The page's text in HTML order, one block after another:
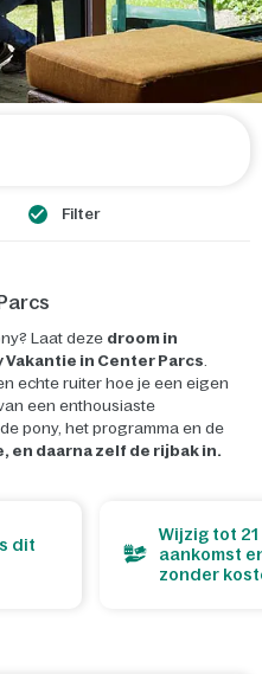
Filter
Laat deze droom in
in Center Parcs.
echte ruiter hoe je een eigen
een enthousiaste
pony, het programma en de
en daarna zelf de rijbak in.
dit
Wijzig tot
aankomst
zonder